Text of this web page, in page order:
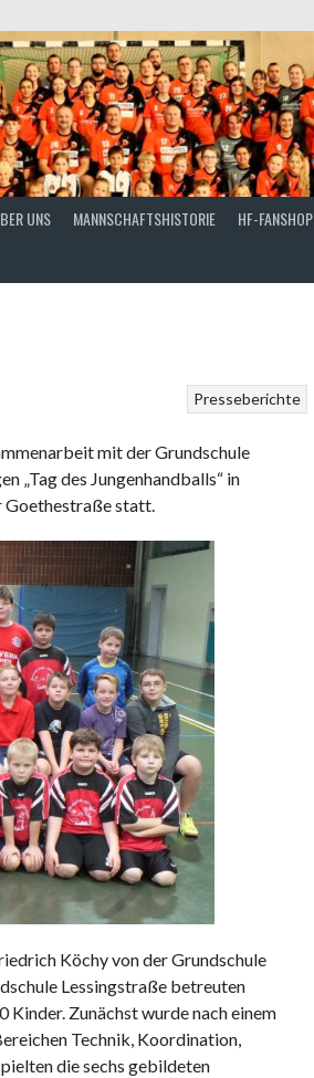
UNS MANNSCHAFTSHISTORIE HF-FANSHOP
Presseberichte
mit der Grundschule
„Tag des Jungenhandballs“ in
Goethestraße statt.
Köchy von der Grundschule
Lessingstraße betreuten
Zunächst wurde nach einem
Technik, Koordination,
die sechs gebildeten